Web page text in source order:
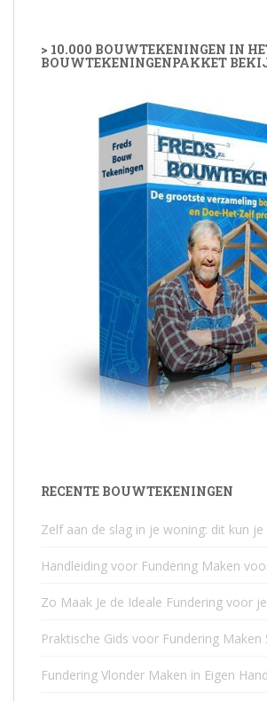
> 10.000 BOUWTEKENINGEN IN
BOUWTEKENINGENPAKKET
RECENTE BOUWTEKENINGEN
Zelf aan de slag in je woning: dit kun
Handleiding voor Fundering Maken
Zo Maak Je de Ideale Fundering voor
Praktische Gids voor Fundering Maken
Fundering Vlonder Maken in Eigen